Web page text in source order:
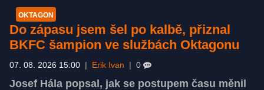
OKTAGON
Do zápasu jsem šel po kalbě, přiznal
BKFC šampion ve službách Oktagonu
07. 08. 2026 15:00 Erik Ivan 0
Josef Hála popsal, jak se postupem času měnil